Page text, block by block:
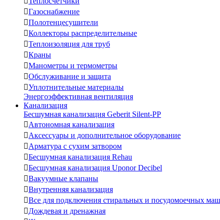
Газоснабжение
Полотенцесушители
Коллекторы распределительные
Теплоизоляция для труб
Краны
Манометры и термометры
Обслуживание и защита
Уплотнительные материалы
Энергоэффективная вентиляция
Канализация
Бесшумная канализация Geberit Silent-PP
Автономная канализация
Аксессуары и дополнительное оборудование
Арматура с сухим затвором
Бесшумная канализация Rehau
Бесшумная канализация Uponor Decibel
Вакуумные клапаны
Внутренняя канализация
Все для подключения стиральных и посудомоечных
Дождевая и дренажная